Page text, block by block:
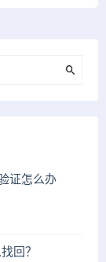
证怎么办
回？